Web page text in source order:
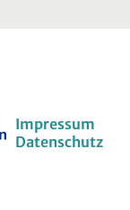
Impressum
Datenschutz